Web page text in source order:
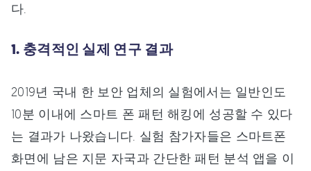
다.
1. 충격적인 실제 연구 결과
2019년 국내 한 보안 업체의 실험에서는 일반인도
10분 이내에 스마트 폰 패턴 해킹에 성공할 수 있다
는 결과가 나왔습니다. 실험 참가자들은 스마트폰
화면에 남은 지문 자국과 간단한 패턴 분석 앱을 이